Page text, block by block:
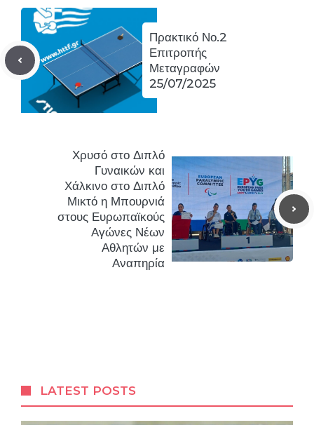
Πρακτικό Νο.2
Επιτροπής
Μεταγραφών
25/07/2025
Χρυσό στο Διπλό
Γυναικών και
Χάλκινο στο Διπλό
Μικτό η Μπουρνιά
στους Ευρωπαϊκούς
Αγώνες Νέων
Αθλητών με
Αναπηρία
LATEST POSTS